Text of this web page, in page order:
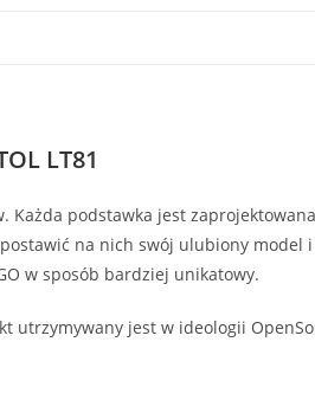
LT81
podstawka jest
na nich swój ulubiony model
w sposób bardziej unikatowy.
jest w ideologii